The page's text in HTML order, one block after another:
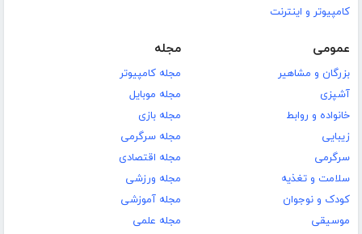
کامپیوتر و اینترنت
عمومی
بزرگان و مشاهیر
آشپزی
خانواده و روابط
زیبایی
سرگرمی
سلامت و تغذیه
کودک و نوجوان
موسیقی
مجله
مجله کامپیوتر
مجله موبایل
مجله بازی
مجله سرگرمی
مجله اقتصادی
مجله ورزشی
مجله آموزشی
مجله علمی